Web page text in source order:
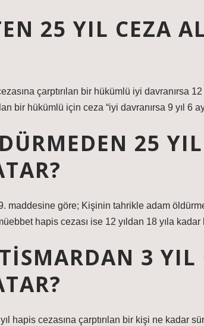
25 YIL CEZA
çarptırılan bir hükümlü iyi davranırsa
bir hükümlü için ceza “iyi davranırsa 9 yıl 6
25
maddesine göre; Kişinin tahrikle adam
hapis cezası ise 12 yıldan 18 yıla
3 YIL
hapis cezasına çarptırılan bir kişi ne kadar